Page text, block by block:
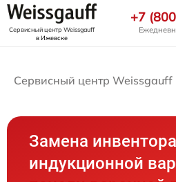
Сервисный центр Weissgauff
в Ижевске
+7
Сервисный центр Weissgauff
Замена
индукционной